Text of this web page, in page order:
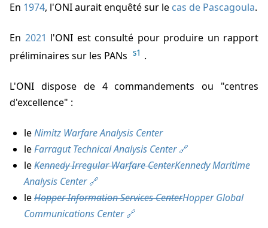
En 1974, l'ONI aurait enquêté sur le cas de Pascagoula.
En 2021 l'ONI est consulté pour produire un rapport
préliminaires sur les PANs s1 .
L'ONI dispose de 4 commandements ou "centres
d'excellence" :
leNimitz Warfare Analysis Center
leFarragut Technical Analysis Center
leKennedy Irregular Warfare CenterKennedy Maritime
Analysis Center
leHopper Information Services CenterHopper Global
Communications Center